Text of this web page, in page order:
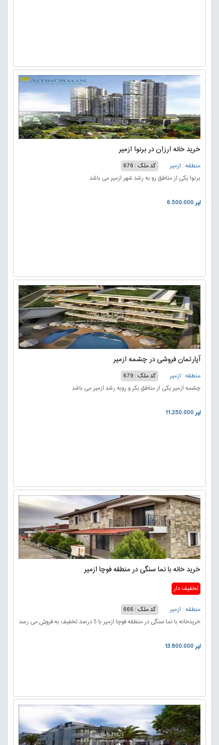
خرید خانه ارزان در برنوا ازمیر
منطقه : ازمیر
کد ملک : 676
برنوا یکی از مناطق رو به رشد شهر ازمیر می باشد
6.500.000 لیر
آپارتمان فروشی در چشمه ازمیر
منطقه : ازمیر
کد ملک : 679
چشمه ازمیر یکی از مناطق بکر و روبه رشد ازمیر می باشد
11.250.000 لیر
خرید خانه با نما سنگی در منطقه فوچا ازمیر
تخفیف دار
منطقه : ازمیر
کد ملک : 666
خریدخانه با نما سنگی در منطقه فوچا ازمیر با 5 درصد تخفیف به فروش می رسد
13.800.000 لیر